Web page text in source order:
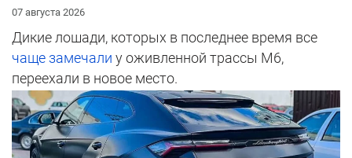
07 августа 2026
Дикие лошади, которых в последнее время все
чаще замечали у оживленной трассы М6,
переехали в новое место.